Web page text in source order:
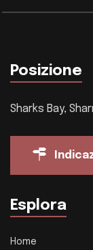
Posizione
Sharks Bay,
Esplora
Home